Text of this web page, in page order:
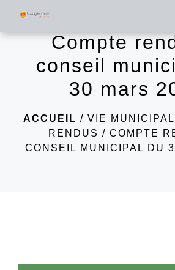
Compte
conseil
30 mars
ACCUEIL / VIE
RENDUS / COMPTE
CONSEIL MUNICIPAL DU